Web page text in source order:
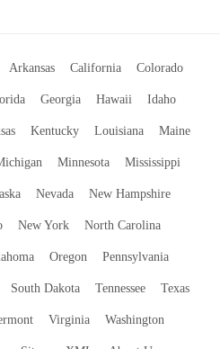
Arkansas California Colorado
Georgia Hawaii Idaho
Kentucky Louisiana Maine
Minnesota Mississippi
Nevada New Hampshire
New York North Carolina
Oregon Pennsylvania
South Dakota Tennessee Texas
Virginia Washington